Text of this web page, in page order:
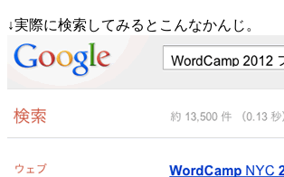
↓実際に検索してみるとこんなかんじ。